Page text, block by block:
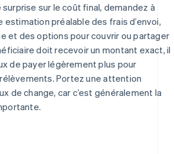
sur le coût final, demandez à
estimation préalable des frais d’envoi,
et des options pour couvrir ou partager
doit recevoir un montant exact, il
de payer légèrement plus pour
Portez une attention
de change, car c’est généralement la